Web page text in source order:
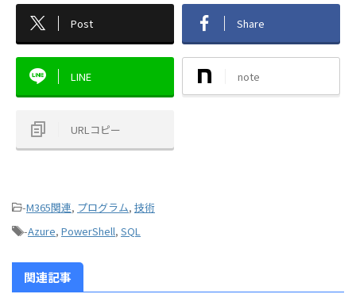
Post Share
LINE note
URLコピー
-M365関連, プログラム, 技術
-Azure, PowerShell, SQL
関連記事